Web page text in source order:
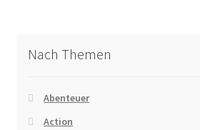
Nach Themen
Abenteuer
Action